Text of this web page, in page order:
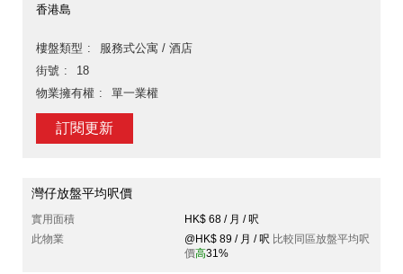
香港島
樓盤類型
服務式公寓 / 酒店
街號
18
物業擁有權
單一業權
訂閱更新
灣仔放盤平均呎價
實用面積
HK$ 68 / 月 / 呎
此物業
@HK$ 89 / 月 / 呎 比較同區放盤平均呎
價高31%